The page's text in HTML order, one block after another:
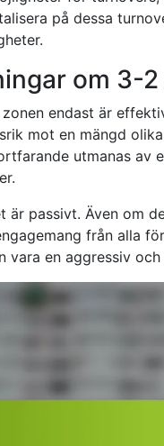
på dessa
om 3-
endast är
mot en mängd
utmanas av
passivt. Även om
från alla
vara en aggressiv